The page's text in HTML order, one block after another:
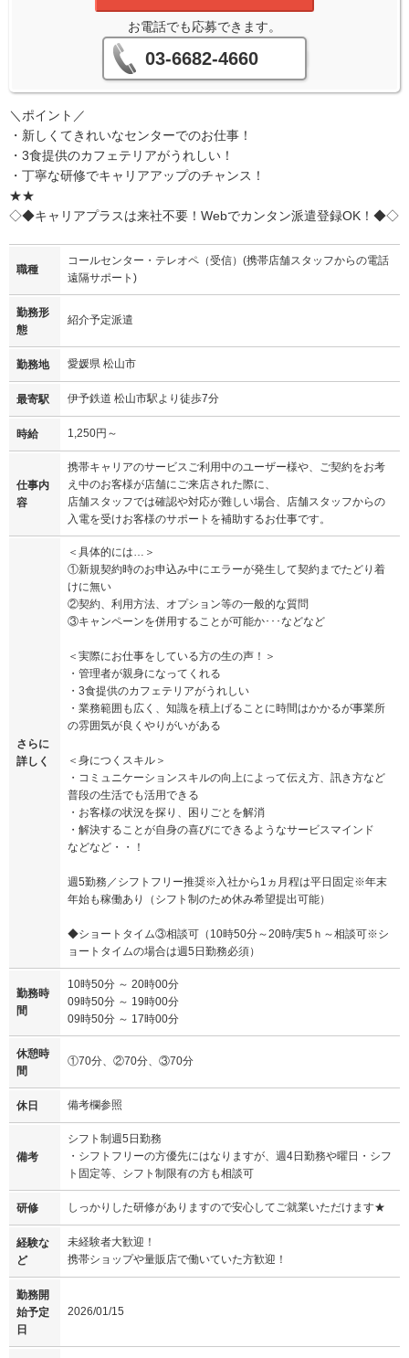
お電話でも応募できます。
03-6682-4660
＼ポイント／
・新しくてきれいなセンターでのお仕事！
・3食提供のカフェテリアがうれしい！
・丁寧な研修でキャリアアップのチャンス！
★★
◇◆キャリアプラスは来社不要！Webでカンタン派遣登録OK！◆◇
職種
コールセンター・テレオペ（受信）(携帯店舗スタッフからの電話
遠隔サポート)
勤務形
態
紹介予定派遣
勤務地 愛媛県 松山市
最寄駅 伊予鉄道 松山市駅より徒歩7分
時給 1,250円～
仕事内
容
携帯キャリアのサービスご利用中のユーザー様や、ご契約をお考
え中のお客様が店舗にご来店された際に、
店舗スタッフでは確認や対応が難しい場合、店舗スタッフからの
入電を受けお客様のサポートを補助するお仕事です。
さらに
詳しく
＜具体的には…＞
①新規契約時のお申込み中にエラーが発生して契約までたどり着
けに無い
②契約、利用方法、オプション等の一般的な質問
③キャンペーンを併用することが可能か･･･などなど
＜実際にお仕事をしている方の生の声！＞
・管理者が親身になってくれる
・3食提供のカフェテリアがうれしい
・業務範囲も広く、知識を積上げることに時間はかかるが事業所
の雰囲気が良くやりがいがある
＜身につくスキル＞
・コミュニケーションスキルの向上によって伝え方、訊き方など
普段の生活でも活用できる
・お客様の状況を探り、困りごとを解消
・解決することが自身の喜びにできるようなサービスマインド
などなど・・！
週5勤務／シフトフリー推奨※入社から1ヵ月程は平日固定※年末
年始も稼働あり（シフト制のため休み希望提出可能）
◆ショートタイム③相談可（10時50分～20時/実5ｈ～相談可※シ
ョートタイムの場合は週5日勤務必須）
勤務時
間
10時50分 ～ 20時00分
09時50分 ～ 19時00分
09時50分 ～ 17時00分
休憩時
間
①70分、②70分、③70分
休日 備考欄参照
備考
シフト制週5日勤務
・シフトフリーの方優先にはなりますが、週4日勤務や曜日・シフ
ト固定等、シフト制限有の方も相談可
研修 しっかりした研修がありますので安心してご就業いただけます★
経験な
ど
未経験者大歓迎！
携帯ショップや量販店で働いていた方歓迎！
勤務開
始予定
日
2026/01/15